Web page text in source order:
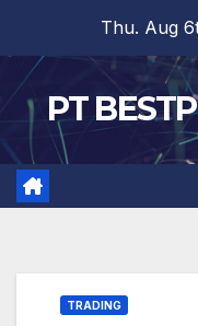
content
Thu. Aug
PT
TRADING